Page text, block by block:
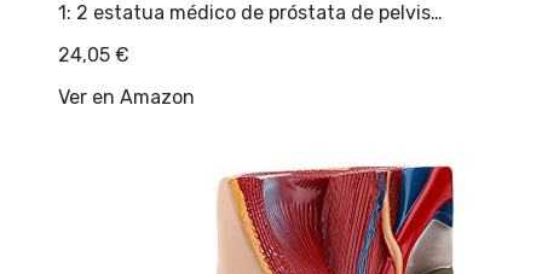
1: 2 estatua médico de próstata de pelvis…
24,05 €
Ver en Amazon